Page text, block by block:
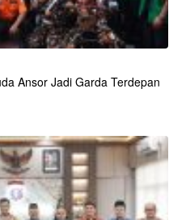
Ansor Jadi Garda Terdepan